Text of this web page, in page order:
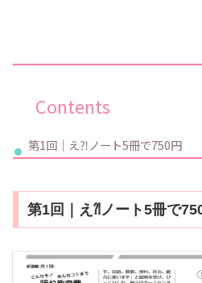
Contents
第1回｜え⁈ノート5冊で750円
第1回｜え⁈ノート5冊で